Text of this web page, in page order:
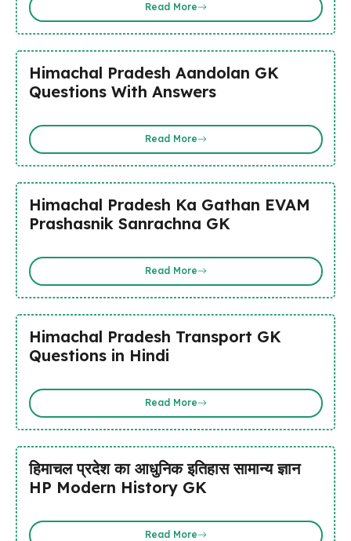
Read More
Himachal Pradesh Aandolan GK
Questions With Answers
Read More
Himachal Pradesh Ka Gathan EVAM
Prashasnik Sanrachna GK
Read More
Himachal Pradesh Transport GK
Questions in Hindi
Read More
हिमाचल प्रदेश का आधुनिक इतिहास सामान्य ज्ञान
HP Modern History GK
Read More